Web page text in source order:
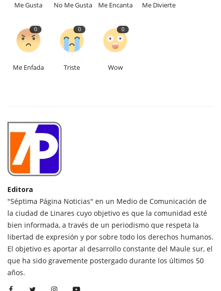
Me Gusta No Me Gusta Me Encanta Me Divierte
0
Me Enfada
0
Triste
0
Wow
Editora
"Séptima Página Noticias" en un Medio de Comunicación de
la ciudad de Linares cuyo objetivo es que la comunidad esté
bien informada, a través de un periodismo que respeta la
libertad de expresión y por sobre todo los derechos humanos.
El objetivo es aportar al desarrollo constante del Maule sur, el
que ha sido gravemente postergado durante los últimos 50
años.